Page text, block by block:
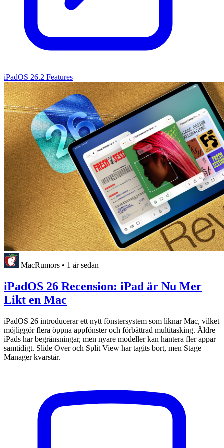
iPadOS 26.2 Features
MacRumors • 1 år sedan
iPadOS 26 Recension: iPad är Nu Mer
Likt en Mac
iPadOS 26 introducerar ett nytt fönstersystem som liknar Mac, vilket
möjliggör flera öppna appfönster och förbättrad multitasking. Äldre
iPads har begränsningar, men nyare modeller kan hantera fler appar
samtidigt. Slide Over och Split View har tagits bort, men Stage
Manager kvarstår.